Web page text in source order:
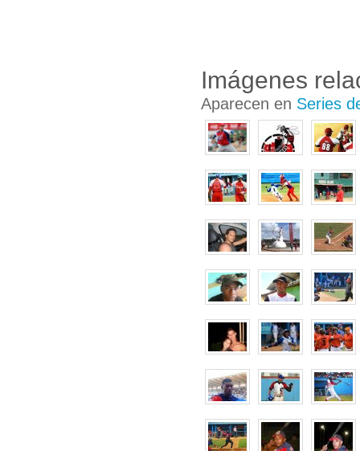
Imágenes
Aparecen en Series